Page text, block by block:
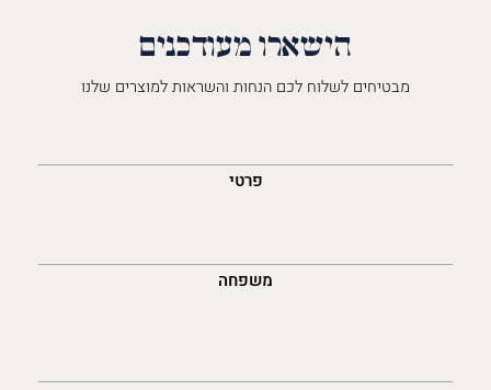
הישארו מעודכנים
מבטיחים לשלוח לכם הנחות והשראות למוצרים שלנו
פרטי
משפחה